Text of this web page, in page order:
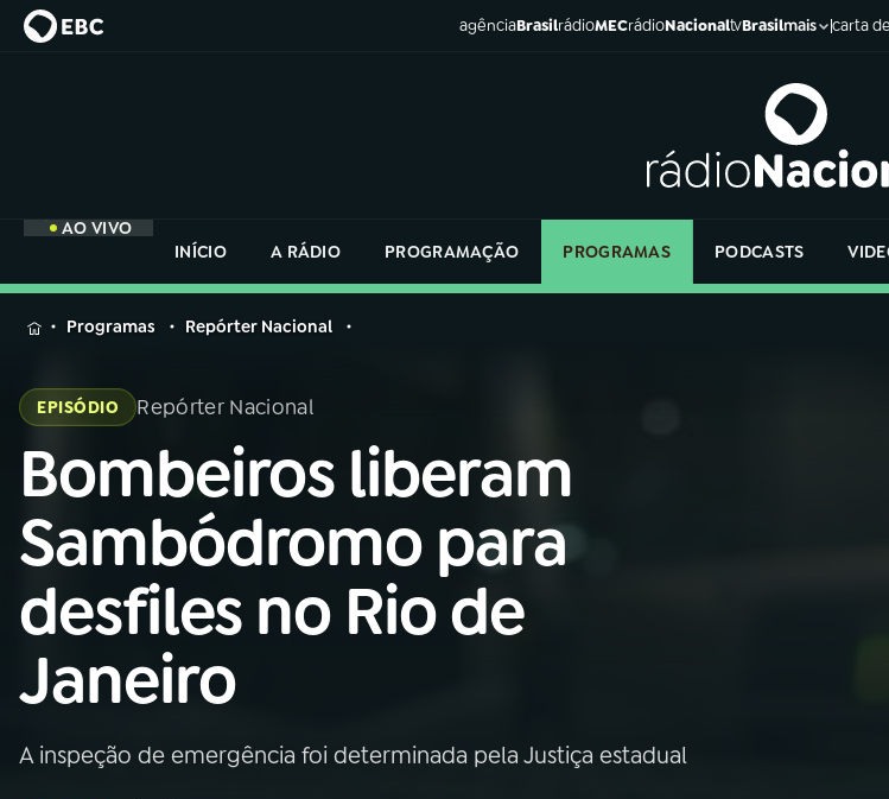
agênciaBrasilrádioMECrádioNacionaltvBrasilmais carta
AO VIVO
INÍCIO
A RÁDIO PROGRAMAÇÃO PROGRAMAS PODCASTS
MENU
Buscar
na
Rádio
Nacional
AO VIVO
01 INÍCIO
02 A RÁDIO
03PROGRAMAÇÃO
na
Rádio
Programas Repórter Nacional
EPISÓDIO Repórter Nacional
Bombeiros liberam
Sambódromo para
desfiles no Rio de
Janeiro
A inspeção de emergência foi determinada pela Justiça estadual